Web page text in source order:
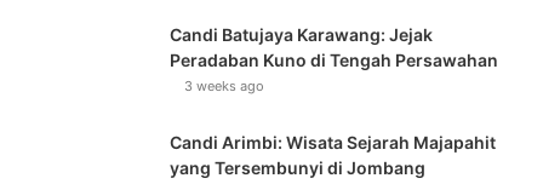
Candi Batujaya Karawang: Jejak
Peradaban Kuno di Tengah Persawahan
3 weeks ago
Candi Arimbi: Wisata Sejarah Majapahit
yang Tersembunyi di Jombang